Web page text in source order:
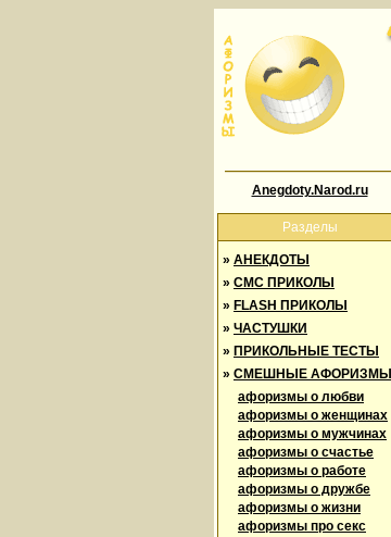
Anegdoty.Narod.ru
Разделы
» АНЕКДОТЫ
» СМС ПРИКОЛЫ
» FLASH ПРИКОЛЫ
» ЧАСТУШКИ
» ПРИКОЛЬНЫЕ ТЕСТЫ
» СМЕШНЫЕ АФОРИЗМЫ
афоризмы о любви
афоризмы о женщинах
афоризмы о мужчинах
афоризмы о счастье
афоризмы о работе
афоризмы о дружбе
афоризмы о жизни
афоризмы про секс